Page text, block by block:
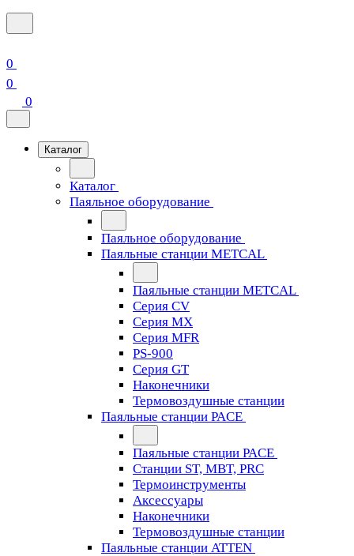
0
0
0
Каталог
Каталог
Паяльное оборудование
Паяльное оборудование
Паяльные станции METCAL
Паяльные станции METCAL
Серия CV
Серия MX
Серия MFR
PS-900
Серия GT
Наконечники
Термовоздушные станции
Паяльные станции PACE
Паяльные станции PACE
Станции ST, MBT, PRC
Термоинструменты
Аксессуары
Наконечники
Термовоздушные станции
Паяльные станции ATTEN